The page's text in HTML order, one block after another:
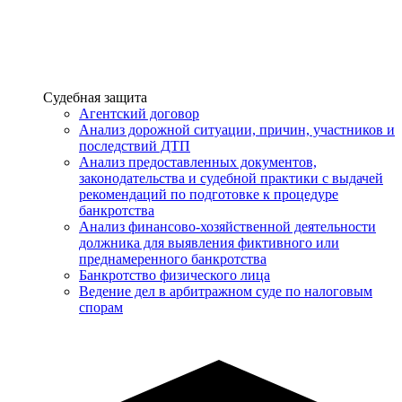
Услуги
Судебная защита
Агентский договор
Анализ дорожной ситуации, причин, участников и
последствий ДТП
Анализ предоставленных документов,
законодательства и судебной практики с выдачей
рекомендаций по подготовке к процедуре
банкротства
Анализ финансово-хозяйственной деятельности
должника для выявления фиктивного или
преднамеренного банкротства
Банкротство физического лица
Ведение дел в арбитражном суде по налоговым
спорам